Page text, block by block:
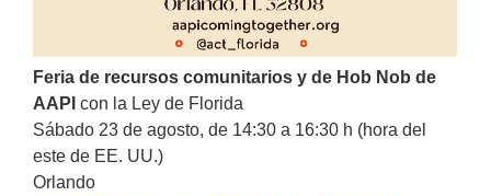
Feria de recursos comunitarios y de Hob Nob de
AAPI con la Ley de Florida
Sábado 23 de agosto, de 14:30 a 16:30 h (hora del
este de EE. UU.)
Orlando